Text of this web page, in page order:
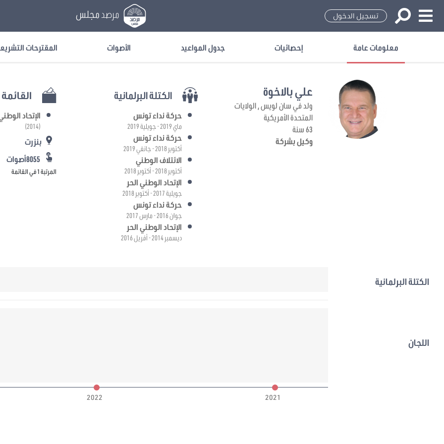
تسجيل الدخول مرصد مجلس
معلومات عامة إحصائيات جدول المواعيد الأصوات المقترحات
علي بالاخوة
ولد في سان لويس , الولايات
المتحدة الأمريكية
63 سنة
وكيل بشركة
الكتلة البرلمانية
حركة نداء تونس
ماي 2019 - جويلية 2019
حركة نداء تونس
أكتوبر 2018 - جانفي 2019
الائتلاف الوطني
أكتوبر 2018 - أكتوبر 2018
الإتحاد الوطني الحر
جويلية 2017 - أكتوبر 2018
حركة نداء تونس
جوان 2016 - مارس 2017
الإتحاد الوطني الحر
ديسمبر 2014 - أفريل 2016
القائمة
الإتحاد
(2014)
بنزرت
المرتبة 1 في القائمة
الكتلة البرلمانية
اللجان
2021
2022